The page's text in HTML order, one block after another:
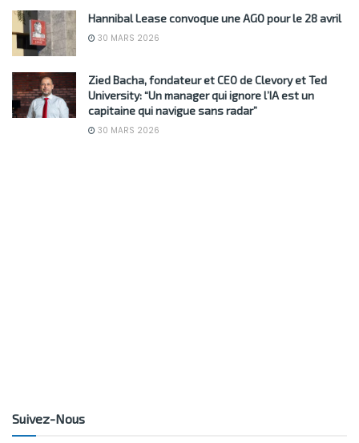
Hannibal Lease convoque une AGO pour le 28 avril
30 MARS 2026
Zied Bacha, fondateur et CEO de Clevory et Ted
University: “Un manager qui ignore l’IA est un
capitaine qui navigue sans radar”
30 MARS 2026
Suivez-Nous